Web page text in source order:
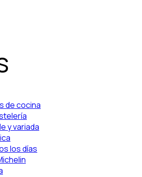
de cocina
y variada
los días